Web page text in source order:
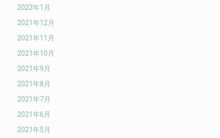
2022年1月
2021年12月
2021年11月
2021年10月
2021年9月
2021年8月
2021年7月
2021年6月
2021年5月